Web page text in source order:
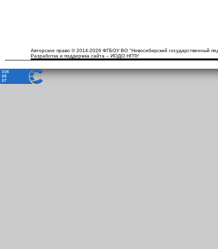
Авторское право © 2014-2026 ФГБОУ ВО "Новосибирский государственный
Разработка и поддержка сайта – ИОДО НГПУ